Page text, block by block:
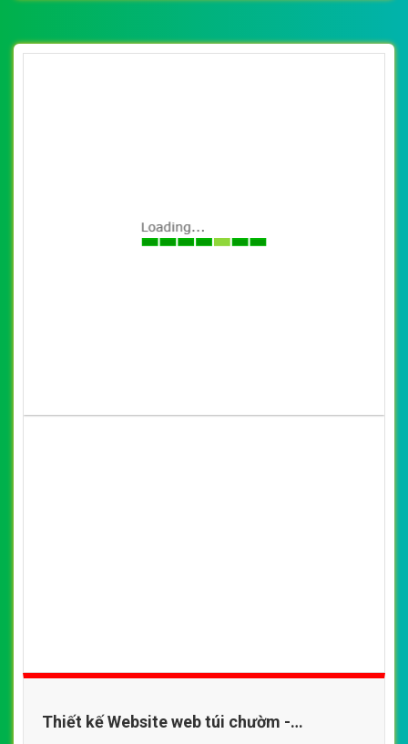
Thiết kế Website web túi chườm -